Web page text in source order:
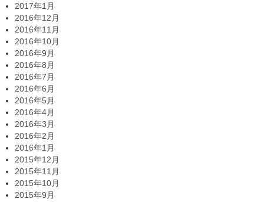
2017年1月
2016年12月
2016年11月
2016年10月
2016年9月
2016年8月
2016年7月
2016年6月
2016年5月
2016年4月
2016年3月
2016年2月
2016年1月
2015年12月
2015年11月
2015年10月
2015年9月